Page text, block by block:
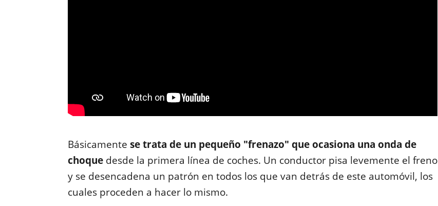
Básicamente se trata de un pequeño "frenazo" que ocasiona una onda de
choque desde la primera línea de coches. Un conductor pisa levemente el freno
y se desencadena un patrón en todos los que van detrás de este automóvil, los
cuales proceden a hacer lo mismo.